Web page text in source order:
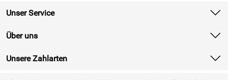
Unser Service
Kontakt
Newsletter
Über uns
Unsere Zahlarten